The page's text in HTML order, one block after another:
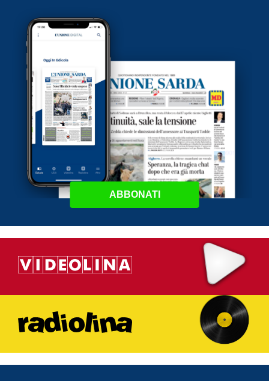
ABBONATI